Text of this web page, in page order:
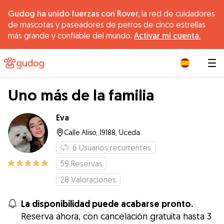
Gudog ha unido fuerzas con Rover, la red de cuidadores
de mascotas y paseadores de perros de cinco estrellas
más grande y confiable del mundo. Activar mi cuenta.
Uno más de la familia
Eva
Calle Aliso, 19188, Uceda
6 Usuarios recurrentes
59 Reservas
28 Valoraciones
La disponibilidad puede acabarse pronto.
Reserva ahora, con cancelación gratuita hasta 3